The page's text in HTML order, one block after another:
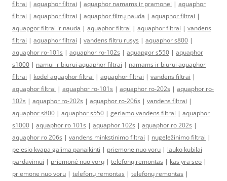
filtrai | aquaphor filtrai | aquaphor namams ir pramonei | aquaphor
filtrai | aquaphor filtrai | aquaphor filtrų nauda | aquaphor filtrai |
aquapgor filtrai ir nauda | aquaphor filtrai | aquaphor filtrai | vandens
filtrai | aquaphor filtrai | vandens filtru rusys | aquaphor s800 |
aquaphor ro-101s | aquaphor ro-102s | aquapgor s550 | aquaphor
s1000 | namui ir biurui aquaphor filtrai | namams ir biurui aquaphor
filtrai | kodel aquaphor filtrai | aquaphor filtrai | vandens filtrai |
aquaphor filtrai | aquaphor ro-101s | aquaphor ro-202s | aquaphor ro-
102s | aquaphor ro-202s | aquaphor ro-206s | vandens filtrai |
aquaphor s800 | aquaphor s550 | geriamo vandens filtrai | aquaphor
s1000 | aquaphor ro 101s | aquaphor 102s | aquaphor ro 202s |
aquaphor ro 206s | vandens minkstinimo filtrai | nugeležinimo filtrai |
pelesio kvapa galima panaikinti | priemone nuo voru | lauko kubilai
pardavimui | priemonė nuo vorų | telefonų remontas | kas yra seo |
priemone nuo voru | telefonų remontas | telefonų remontas |